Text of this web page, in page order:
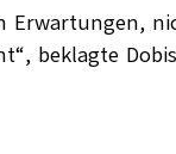
Erwartungen,
beklagte